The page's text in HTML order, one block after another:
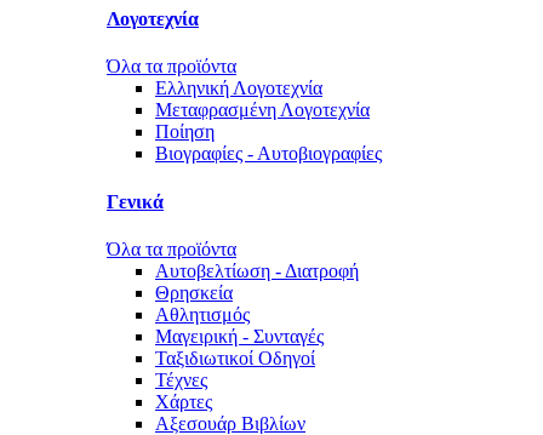
Λογοτεχνία
Όλα τα προϊόντα
Ελληνική Λογοτεχνία
Μεταφρασμένη Λογοτεχνία
Ποίηση
Βιογραφίες - Αυτοβιογραφίες
Γενικά
Όλα τα προϊόντα
Αυτοβελτίωση - Διατροφή
Θρησκεία
Αθλητισμός
Μαγειρική - Συνταγές
Ταξιδιωτικοί Οδηγοί
Τέχνες
Χάρτες
Αξεσουάρ Βιβλίων